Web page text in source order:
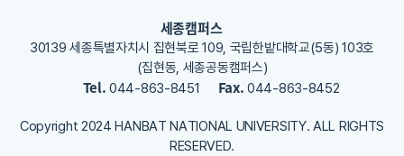
세종캠퍼스
30139 세종특별자치시 집현북로 109, 국립한밭대학교(5동) 103호
(집현동, 세종공동캠퍼스)
Tel.044-863-8451 Fax. 044-863-8452
Copyright 2024 HANBAT NATIONAL UNIVERSITY. ALL RIGHTS
RESERVED.